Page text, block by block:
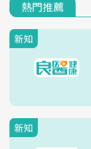
熱門推薦
新知
新知